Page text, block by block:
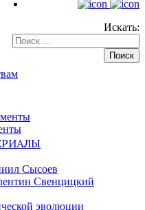
Искать:
Сысоев
Свенцицкий
эволюции